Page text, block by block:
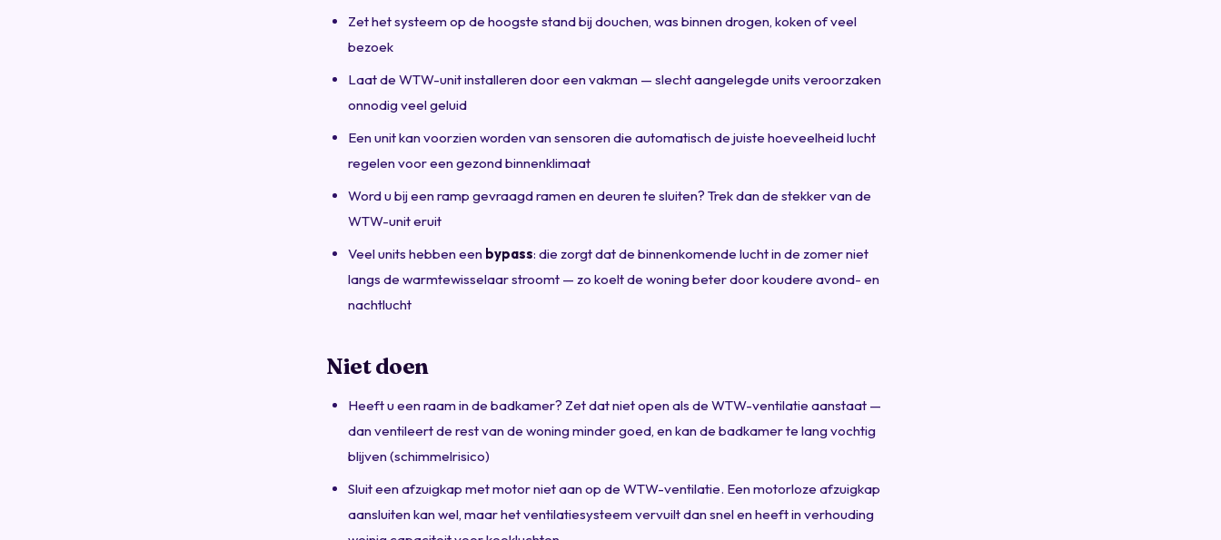
Zet het systeem op de hoogste stand bij douchen, was binnen drogen, koken of veel
bezoek
Laat de WTW-unit installeren door een vakman — slecht aangelegde units veroorzaken
onnodig veel geluid
Een unit kan voorzien worden van sensoren die automatisch de juiste hoeveelheid lucht
regelen voor een gezond binnenklimaat
Word u bij een ramp gevraagd ramen en deuren te sluiten? Trek dan de stekker van de
WTW-unit eruit
Veel units hebben een bypass: die zorgt dat de binnenkomende lucht in de zomer niet
langs de warmtewisselaar stroomt — zo koelt de woning beter door koudere avond- en
nachtlucht
Niet doen
Heeft u een raam in de badkamer? Zet dat niet open als de WTW-ventilatie aanstaat —
dan ventileert de rest van de woning minder goed, en kan de badkamer te lang vochtig
blijven (schimmelrisico)
Sluit een afzuigkap met motor niet aan op de WTW-ventilatie. Een motorloze afzuigkap
aansluiten kan wel, maar het ventilatiesysteem vervuilt dan snel en heeft in verhouding